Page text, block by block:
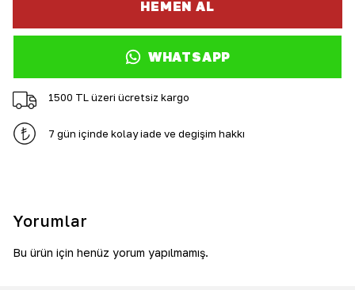
HEMEN AL
WHATSAPP
1500 TL üzeri ücretsiz kargo
7 gün içinde kolay iade ve değişim hakkı
Yorumlar
Bu ürün için henüz yorum yapılmamış.